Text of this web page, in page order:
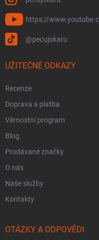
https://
@pecujokaru
UŽITEČNÉ ODKAZY
Recenze
Doprava a platba
Věrnostní program
Blog
Prodávané značky
O nás
Naše služby
Kontakty
OTÁZKY A ODPOVĚDI